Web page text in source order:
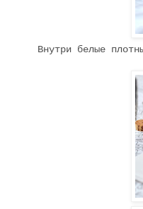
Внутри белые